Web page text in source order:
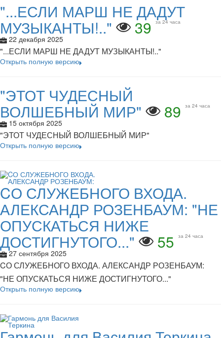
"...ЕСЛИ МАРШ НЕ ДАДУТ
МУЗЫКАНТЫ!.." 39 за 24 часа
22 декабря 2025
"...ЕСЛИ МАРШ НЕ ДАДУТ МУЗЫКАНТЫ!.."
Открыть полную версию
"ЭТОТ ЧУДЕСНЫЙ
ВОЛШЕБНЫЙ МИР" 89 за 24 часа
15 октября 2025
"ЭТОТ ЧУДЕСНЫЙ ВОЛШЕБНЫЙ МИР"
Открыть полную версию
CО СЛУЖЕБНОГО ВХОДА.
АЛЕКСАНДР РОЗЕНБАУМ: "НЕ
ОПУСКАТЬСЯ НИЖЕ
ДОСТИГНУТОГО..." 55 за 24 часа
27 сентября 2025
CО СЛУЖЕБНОГО ВХОДА. АЛЕКСАНДР РОЗЕНБАУМ:
"НЕ ОПУСКАТЬСЯ НИЖЕ ДОСТИГНУТОГО..."
Открыть полную версию